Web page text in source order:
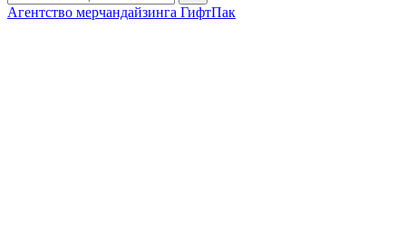
Агентство мерчандайзинга ГифтПак